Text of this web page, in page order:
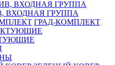
ВХОДНАЯ ГРУППА
ГРАД-КОМПЛЕКТ